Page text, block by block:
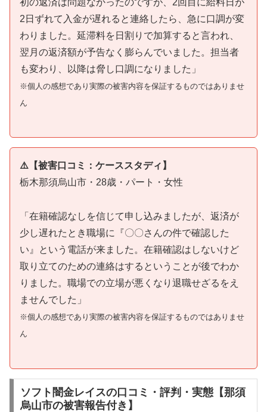
2日ずれて入金が遅れると連絡したら、急に口調が変
わりました。延滞料を日割りで加算すると言われ、
翌月の返済額が予告なく膨らんでいました。担当者
も変わり、以降は脅し口調になりました」
※個人の感想であり実際の被害内容を保証するものではありませ
ん
⚠️【被害口コミ：ケーススタディ】
栃木那須烏山市・28歳・パート・女性
「在籍確認なしを信じて申し込みましたが、返済が
少し遅れたとき職場に『〇〇さんの件で確認した
い』という電話が来ました。在籍確認はしないけど
取り立てのための連絡はするということが後でわか
りました。職場での立場が悪くなり退職せざるをえ
ませんでした」
※個人の感想であり実際の被害内容を保証するものではありませ
ん
ソフト闇金レイスの口コミ・評判・実態【那須
烏山市の被害報告付き】